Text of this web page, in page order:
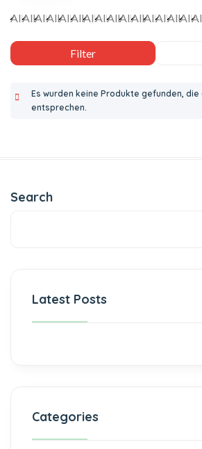
Es wurden keine Produkte gefunden, die
entsprechen.
Search
Latest Posts
Categories